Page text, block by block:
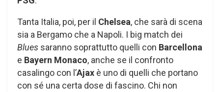
Tanta Italia, poi, per il Chelsea, che sarà di scena
sia a Bergamo che a Napoli. I big match dei
Blues saranno soprattutto quelli con Barcellona
e Bayern Monaco, anche se il confronto
casalingo con l’Ajax è uno di quelli che portano
con sé una certa dose di fascino. Chi non